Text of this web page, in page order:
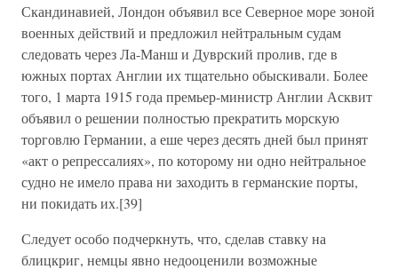
Скандинавией, Лондон объявил все Северное море зоной
военных действий и предложил нейтральным судам
следовать через Ла-Манш и Дуврский пролив, где в
южных портах Англии их тщательно обыскивали. Более
того, 1 марта 1915 года премьер-министр Англии Асквит
объявил о решении полностью прекратить морскую
торговлю Германии, а еше через десять дней был принят
«акт о репрессалиях», по которому ни одно нейтральное
судно не имело права ни заходить в германские порты,
ни покидать их.[39]
Следует особо подчеркнуть, что, сделав ставку на
блицкриг, немцы явно недооценили возможные